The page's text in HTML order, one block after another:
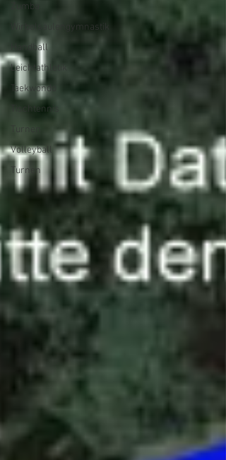
Zumba
Wirbelsäulengymnastik
Handball
Leichtathletik
Taekwondo
Tischtennis
Turnen
Volleyball
Turnen